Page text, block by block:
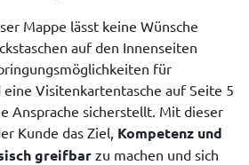
Mappe lässt keine Wünsche
auf den Innenseiten
für
Visitenkartentasche auf Seite 5
Ansprache sicherstellt. Mit dieser
Kunde das Ziel, Kompetenz und
greifbar zu machen und sich